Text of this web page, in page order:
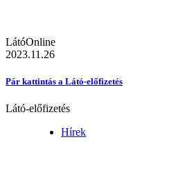
LátóOnline
2023.11.26
Pár kattintás a Látó-előfizetés
Látó-előfizetés
Hírek